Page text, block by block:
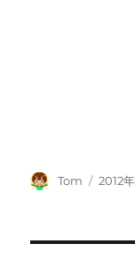
投
Tom
投
2012